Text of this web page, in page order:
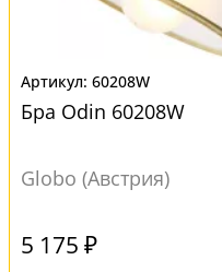
60208W
Бра Odin 60208W
Globo (Австрия)
5 175 ₽